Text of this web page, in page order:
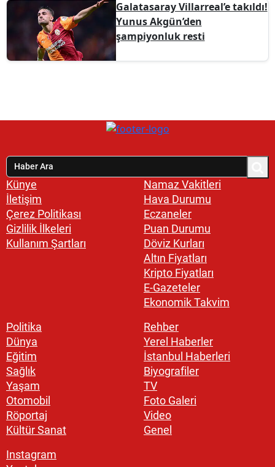
Galatasaray Villarreal’e takıldı!
Yunus Akgün’den
şampiyonluk resti
Künye
İletişim
Çerez Politikası
Gizlilik İlkeleri
Kullanım Şartları
Namaz Vakitleri
Hava Durumu
Eczaneler
Puan Durumu
Döviz Kurları
Altın Fiyatları
Kripto Fiyatları
E-Gazeteler
Ekonomik Takvim
Politika
Dünya
Eğitim
Sağlık
Yaşam
Otomobil
Röportaj
Kültür Sanat
Rehber
Yerel Haberler
İstanbul Haberleri
Biyografiler
TV
Foto Galeri
Video
Genel
Instagram